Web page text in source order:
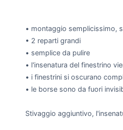
• montaggio semplicissimo,
• 2 reparti grandi
• semplice da pulire
• l'insenatura del finestrino
• i finestrini si oscurano
• le borse sono da fuori
Stivaggio aggiuntivo,